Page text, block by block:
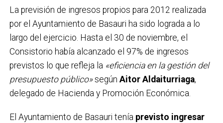
La previsión de ingresos propios para 2012 realizada
por el Ayuntamiento de Basauri ha sido lograda a lo
largo del ejercicio. Hasta el 30 de noviembre, el
Consistorio había alcanzado el 97% de ingresos
previstos lo que refleja la «eficiencia en la gestión del
presupuesto público»según Aitor Aldaiturriaga,
delegado de Hacienda y Promoción Económica.
El Ayuntamiento de Basauri tenía previsto ingresar